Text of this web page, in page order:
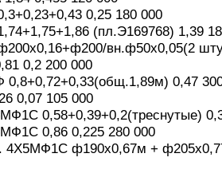
0,25 180 000
(пл.Э169768) 1,39
вн.ф50х0,05(2
0,2 200 000
0,8+0,72+0,33(общ.1,89м) 0,47
0,07 105 000
0,58+0,39+0,2(треснутые)
0,86 0,225 280 000
4Х5МФ1С ф190х0,67м +